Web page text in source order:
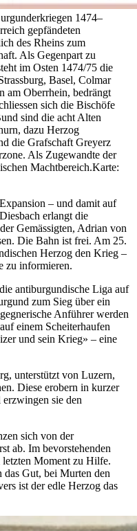
1474–
gepfändeten
des Rheins zum
Als Gegenpart zu
im Osten 1474/75 die
Basel, Colmar
am Oberrhein, bedrängt
sich die Bischöfe
sind die acht Alten
dazu Herzog
die Grafschaft Greyerz
Als Zugewandte der
Machtbereich.Karte:
– und damit auf
erlangt die
Gemässigten, Adrian von
Die Bahn ist frei. Am 25.
Herzog den Krieg –
zu informieren.
antiburgundische Liga auf
zum Sieg über ein
Anführer werden
einem Scheiterhaufen
und sein Krieg» – eine
unterstützt von Luzern,
Diese erobern in kurzer
sie den
sich von der
ab. Im bevorstehenden
Moment zu Hilfe.
Gut, bei Murten den
ist der edle Herzog das